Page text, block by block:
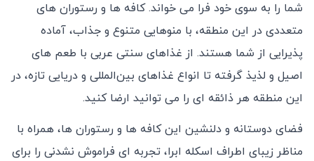
شما را به سوی خود فرا می‌ خواند. کافه ‌ها و رستوران ‌های
متعددی در این منطقه، با منوهایی متنوع و جذاب، آماده
پذیرایی از شما هستند. از غذاهای سنتی عربی با طعم‌ های
اصیل و لذیذ گرفته تا انواع غذاهای بین‌المللی و دریایی تازه، در
این منطقه هر ذائقه ‌ای را می‌ توانید ارضا کنید.
فضای دوستانه و دلنشین این کافه‌ ها و رستوران‌ ها، همراه با
مناظر زیبای اطراف اسکله ابرا، تجربه ‌ای فراموش ‌نشدنی را برای